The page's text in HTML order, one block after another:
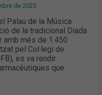
de 2025
Palau de la Música
de la tradicional Diada
amb més de 1.450
pel Col·legi de
es va rendir
que